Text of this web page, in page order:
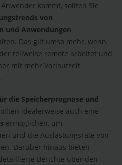
kommt, sollten Sie
von
und Anwendungen
Das gilt umso mehr, wenn
teilweise remote arbeitet und
mit mehr Vorlaufzeit
die Speicherprognose und
idealerweise auch eine
ermöglichen, um
und die Auslastungsrate von
Darüber hinaus bieten
Berichte über den